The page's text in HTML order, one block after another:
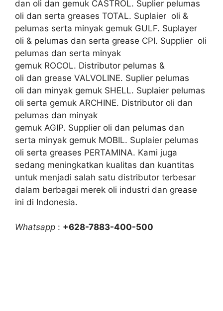
dan oli dan gemuk CASTROL. Suplier pelumas
oli dan serta greases TOTAL. Suplaier oli &
pelumas serta minyak gemuk GULF. Suplayer
oli & pelumas dan serta grease CPI. Supplier oli
pelumas dan serta minyak
gemuk ROCOL. Distributor pelumas &
oli dan grease VALVOLINE. Suplier pelumas
oli dan minyak gemuk SHELL. Suplaier pelumas
oli serta gemuk ARCHINE. Distributor oli dan
pelumas dan minyak
gemuk AGIP. Supplier oli dan pelumas dan
serta minyak gemuk MOBIL. Suplaier pelumas
oli serta greases PERTAMINA. Kami juga
sedang meningkatkan kualitas dan kuantitas
untuk menjadi salah satu distributor terbesar
dalam berbagai merek oli industri dan grease
ini di Indonesia.
Whatsapp : +628-7883-400-500